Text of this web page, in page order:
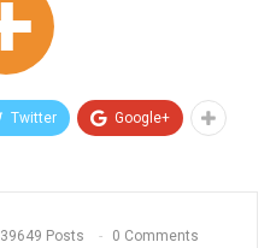
Twitter Google+
39649 Posts 0 Comments